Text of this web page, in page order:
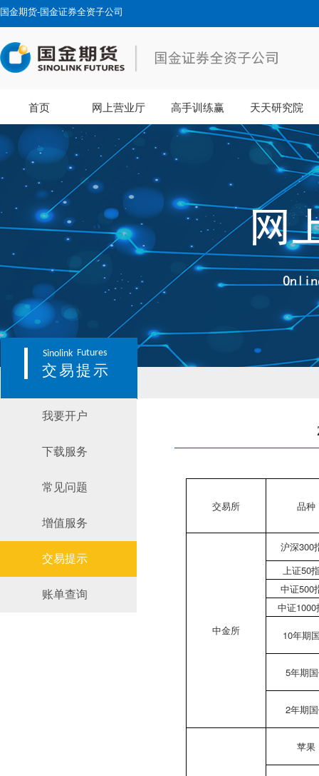
国金期货-国金证券全资子公司
首页 网上营业厅 高手训练赢 天天研究院
Sinolink Futures
交易提示
我要开户
下载服务
常见问题
增值服务
交易提示
账单查询
交易所 品种
中金所
沪深300
上证50
中证500
中证
10年期
5年期
2年期
苹果